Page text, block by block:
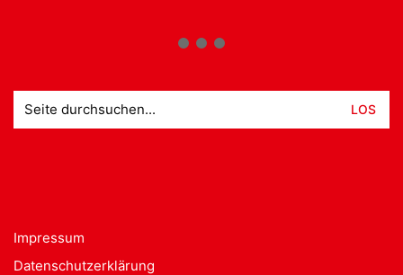
nach:
Impressum
Datenschutzerklärung